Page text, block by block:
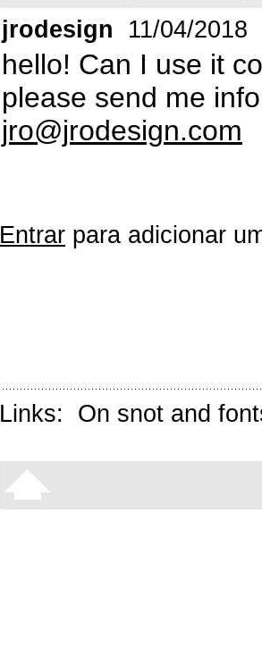
jrodesign 11/04/2018
hello! Can I use it
please send me
jro@jrodesign.com
Entrar para adicionar
Links: On snot and